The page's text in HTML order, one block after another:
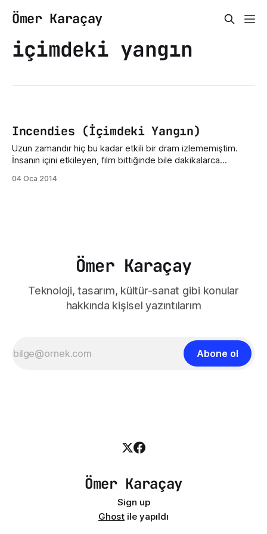
Ömer Karaçay
içimdeki yangın
Incendies (İçimdeki Yangın)
Uzun zamandır hiç bu kadar etkili bir dram izlememiştim.
İnsanın içini etkileyen, film bittiğinde bile dakikalarca
Filmden içinize işleyecek birkaç alıntı vermek istiyorum. *
04 Oca 2014
Ömer Karaçay
Teknoloji, tasarım, kültür-sanat gibi konular
hakkında kişisel yazıntılarım
Abone ol
Ömer Karaçay
Sign up
Ghost ile yapıldı